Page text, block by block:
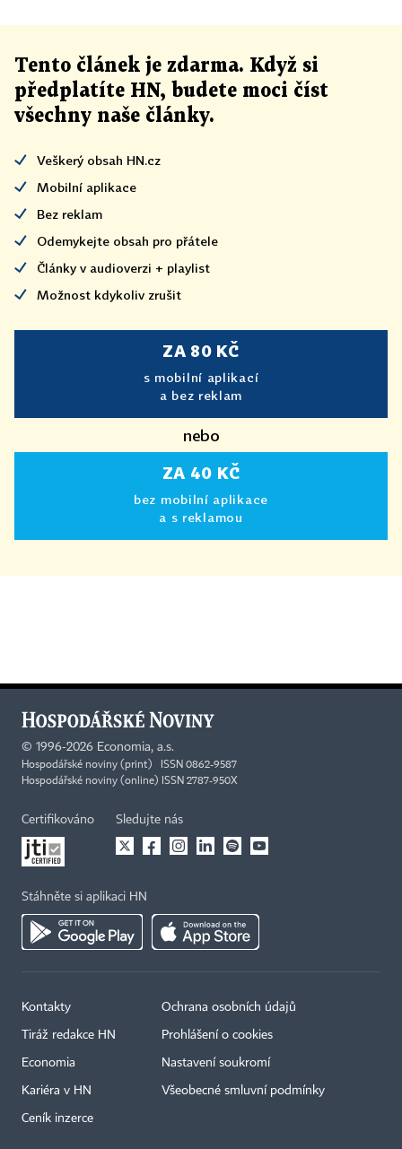
Tento článek je zdarma. Když si
předplatíte HN, budete moci číst
všechny naše články.
Veškerý obsah HN.cz
Mobilní aplikace
Bez reklam
Odemykejte obsah pro přátele
Články v audioverzi + playlist
Možnost kdykoliv zrušit
ZA 80 KČ
s mobilní aplikací
a bez reklam
nebo
ZA 40 KČ
bez mobilní aplikace
a s reklamou
© 1996-2026 Economia, a.s.
Hospodářské noviny (print) ISSN 0862-9587
Hospodářské noviny (online) ISSN 2787-950X
Certifikováno Sledujte nás
Stáhněte si aplikaci HN
Kontakty
Tiráž redakce HN
Economia
Kariéra v HN
Ceník inzerce
Ochrana osobních údajů
Prohlášení o cookies
Nastavení soukromí
Všeobecné smluvní podmínky